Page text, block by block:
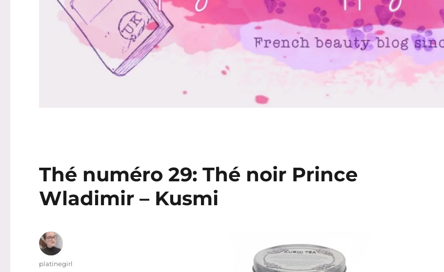
Thé numéro 29: Thé noir Prince
Wladimir – Kusmi
Auteur
platinegirl